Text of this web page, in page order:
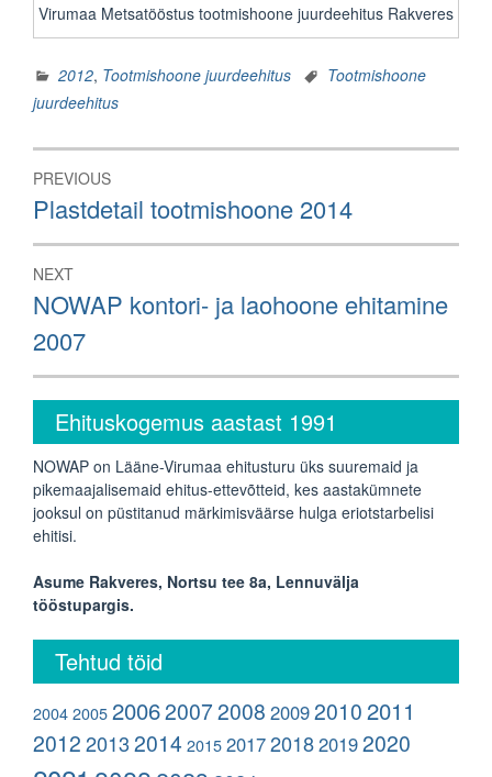
Virumaa Metsatööstus tootmishoone juurdeehitus Rakveres
2012, Tootmishoone juurdeehitus
Tootmishoone
juurdeehitus
Navigeerimine
PREVIOUS
Previous
post:
Plastdetail tootmishoone 2014
NEXT
Next
post:
NOWAP kontori- ja laohoone ehitamine
2007
Ehituskogemus aastast 1991
NOWAP on Lääne-Virumaa ehitusturu üks suuremaid ja
pikemaajalisemaid ehitus-ettevõtteid, kes aastakümnete
jooksul on püstitanud märkimisväärse hulga eriotstarbelisi
ehitisi.
Asume Rakveres, Nortsu tee 8a, Lennuvälja
tööstupargis.
Tehtud töid
20042005200620072008 200920102011
201220132014 20152017201820192020